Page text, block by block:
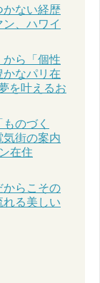
かない経歴
、ハワイ
から「個性
なパリ在
を叶えるお
のづく
街の案内
在住
からこその
る美しい